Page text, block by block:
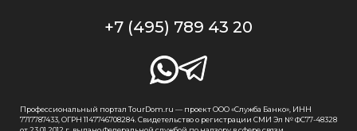
+7 (495) 789 43 20
Профессиональный портал TourDom.ru — проект ООО «Служба Банко», ИНН
7717787433, ОГРН 1147746708284. Свидетельство о регистрации СМИ Эл № ФС77-48328